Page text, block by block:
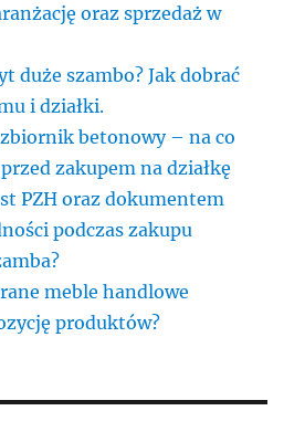
oraz sprzedaż w
duże szambo? Jak dobrać
i działki.
betonowy – na co
zakupem na działkę
PZH oraz dokumentem
podczas zakupu
meble handlowe
produktów?